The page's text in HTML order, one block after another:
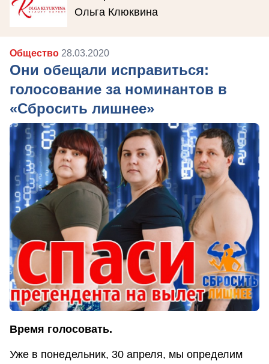
Ольга Клюквина
Общество 28.03.2020
Они обещали исправиться:
голосование за номинантов в
«Сбросить лишнее»
Время голосовать.
Уже в понедельник, 30 апреля, мы определим